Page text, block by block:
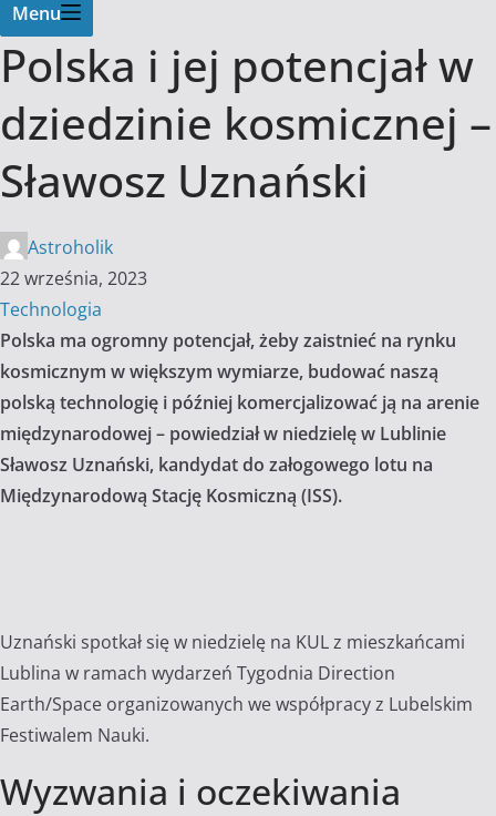
Menu
Polska i jej potencjał w
dziedzinie kosmicznej –
Sławosz Uznański
Astroholik
22 września, 2023
Technologia
Polska ma ogromny potencjał, żeby zaistnieć na rynku
kosmicznym w większym wymiarze, budować naszą
polską technologię i później komercjalizować ją na arenie
międzynarodowej – powiedział w niedzielę w Lublinie
Sławosz Uznański, kandydat do załogowego lotu na
Międzynarodową Stację Kosmiczną (ISS).
Uznański spotkał się w niedzielę na KUL z mieszkańcami
Lublina w ramach wydarzeń Tygodnia Direction
Earth/Space organizowanych we współpracy z Lubelskim
Festiwalem Nauki.
Wyzwania i oczekiwania